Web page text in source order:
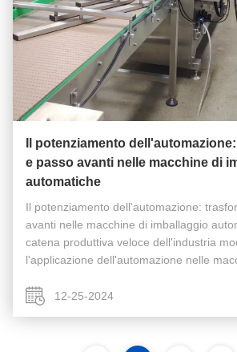
Il potenziamento
e passo avanti nelle macchine di
automatiche
Il potenziamento dell'automazione:
avanti nelle macchine di imballaggio
catena produttiva veloce dell'industria
l'applicazione dell'automazione nelle
cruciale con una velocità ...
12-25-2024